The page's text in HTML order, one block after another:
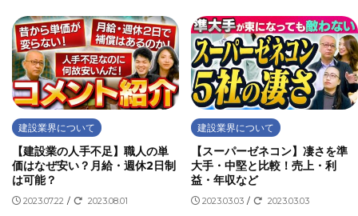
建設業界について
【建設業の人手不足】職人の単
価はなぜ安い？月給・週休2日制
は可能？
2023.07.22 / 2023.08.01
建設業界について
【スーパーゼネコン】凄さを準
大手・中堅と比較！売上・利
益・年収など
2023.03.03 / 2023.03.03